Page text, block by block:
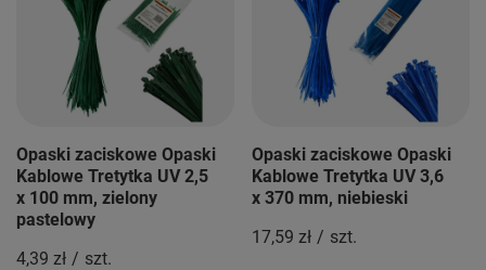
Opaski zaciskowe Opaski
Kablowe Tretytka UV 2,5
x 100 mm, zielony
pastelowy
4,39 zł / szt.
Opaski zaciskowe Opaski
Kablowe Tretytka UV 3,6
x 370 mm, niebieski
17,59 zł / szt.